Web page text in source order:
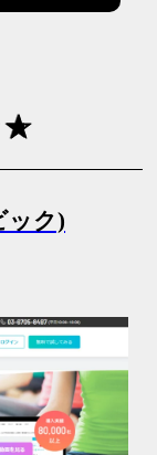
ック)